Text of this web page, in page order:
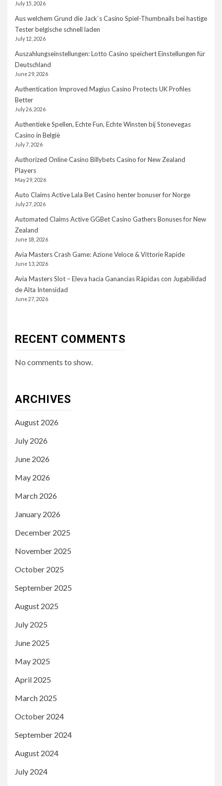
July 15, 2026
Aus welchem Grund die Jack`s Casino Spiel-Thumbnails bei hastige
Tester belgische schnell laden
July 12, 2026
Auszahlungseinstellungen: Lotto Casino speichert Einstellungen für
Deutschland
June 29, 2026
Authentication Improved Magius Casino Protects UK Profiles
Better
July 26, 2026
Authentieke Spellen, Echte Fun, Echte Winsten bij Stonevegas
Casino in België
July 7, 2026
Authorized Online Casino Billybets Casino for New Zealand
Players
May 29, 2026
Auto Claims Active Lala Bet Casino henter bonuser for Norge
July 27, 2026
Automated Claims Active GGBet Casino Gathers Bonuses for New
Zealand
June 18, 2026
Avia Masters Crash Game: Azione Veloce & Vittorie Rapide
June 13, 2026
Avia Masters Slot – Eleva hacia Ganancias Rápidas con Jugabilidad
de Alta Intensidad
June 27, 2026
RECENT COMMENTS
No comments to show.
ARCHIVES
August 2026
July 2026
June 2026
May 2026
March 2026
January 2026
December 2025
November 2025
October 2025
September 2025
August 2025
July 2025
June 2025
May 2025
April 2025
March 2025
October 2024
September 2024
August 2024
July 2024